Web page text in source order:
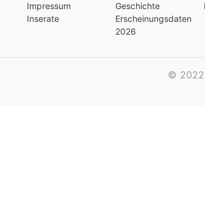
Impressum
Inserate
Geschichte
Erscheinungsdaten
2026
©